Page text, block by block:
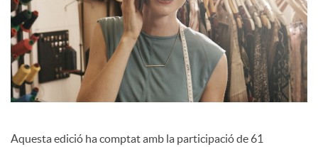
Aquesta edició ha comptat amb la participació de 61